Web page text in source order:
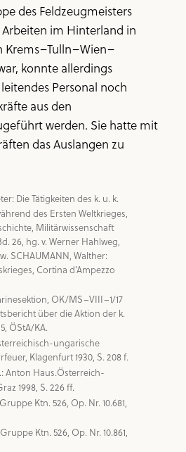
des Feldzeugmeisters
im Hinterland in
Krems–Tulln–Wien–
konnte allerdings
Personal noch
aus den
werden. Sie hatte mit
das Auslangen zu
Die Tätigkeiten des k. u. k.
des Ersten Weltkrieges,
Militärwissenschaft
26, hg. v. Werner Hahlweg,
SCHAUMANN, Walther:
Cortina d’Ampezzo
OK/MS–VIII–1/17
über die Aktion der k.
ungarische
Anton Haus.Österreich-
Ktn. 526, Op. Nr. 10.681,
Ktn. 526, Op. Nr. 10.861,